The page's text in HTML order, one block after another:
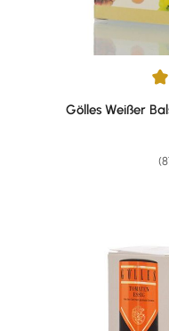
Durchschnittliche
Gölles Weißer